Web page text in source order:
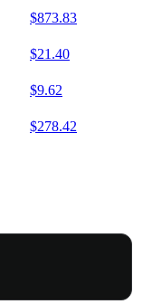
$873.83
$21.40
$9.62
$278.42